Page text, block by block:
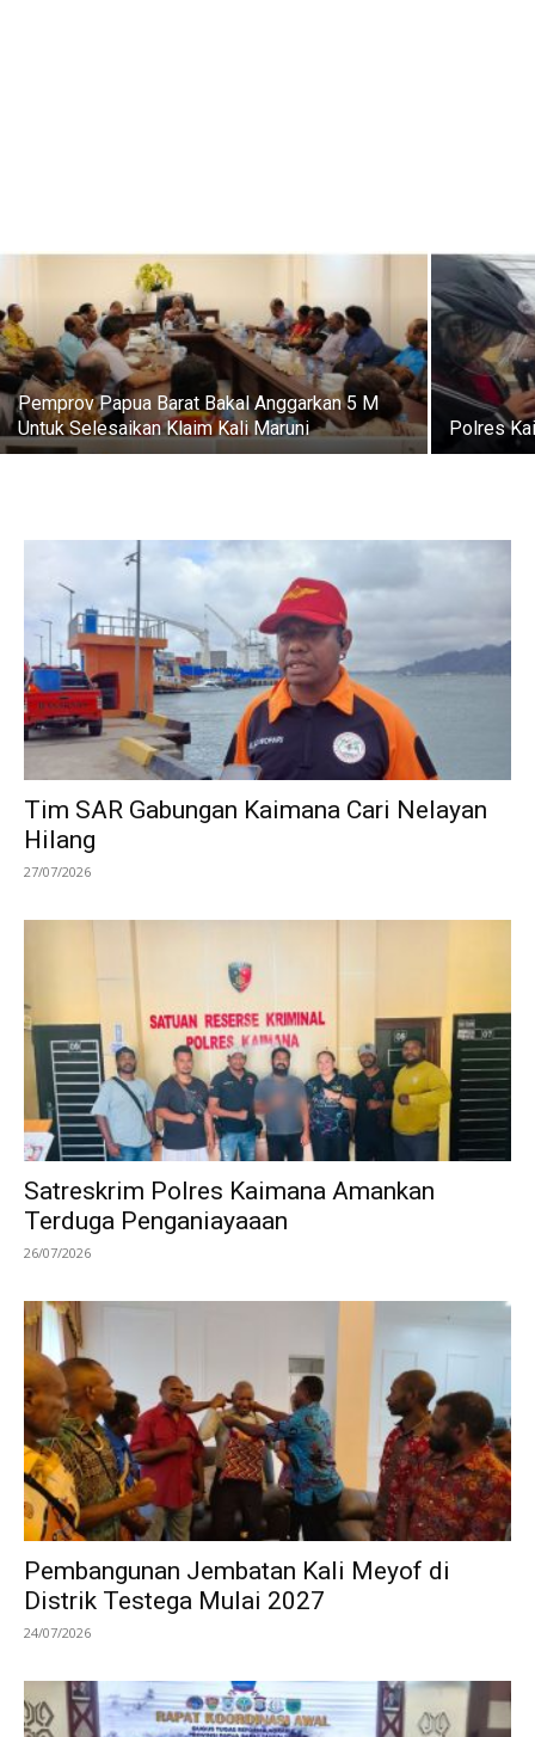
Pemprov Papua Barat Bakal Anggarkan 5 M
Untuk Selesaikan Klaim Kali Maruni
Polres
Tim SAR Gabungan Kaimana Cari Nelayan
Hilang
27/07/2026
Satreskrim Polres Kaimana Amankan
Terduga Penganiayaaan
26/07/2026
Pembangunan Jembatan Kali Meyof di
Distrik Testega Mulai 2027
24/07/2026